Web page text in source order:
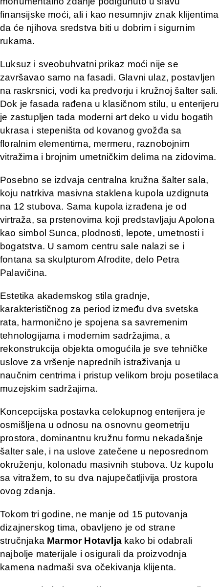
finansijske moći, ali i kao nesumnjiv znak klijentima
da će njihova sredstva biti u dobrim i sigurnim
rukama.
Luksuz i sveobuhvatni prikaz moći nije se
završavao samo na fasadi. Glavni ulaz, postavljen
na raskrsnici, vodi ka predvorju i kružnoj šalter sali.
Dok je fasada rađena u klasičnom stilu, u enterijeru
je zastupljen tada moderni art deko u vidu bogatih
ukrasa i stepeništa od kovanog gvožđa sa
floralnim elementima, mermeru, raznobojnim
vitražima i brojnim umetničkim delima na zidovima.
Posebno se izdvaja centralna kružna šalter sala,
koju natrkiva masivna staklena kupola uzdignuta
na 12 stubova. Sama kupola izrađena je od
virtraža, sa prstenovima koji predstavljaju Apolona
kao simbol Sunca, plodnosti, lepote, umetnosti i
bogatstva. U samom centru sale nalazi se i
fontana sa skulpturom Afrodite, delo Petra
Palavičina.
Estetika akademskog stila gradnje,
karakterističnog za period između dva svetska
rata, harmonično je spojena sa savremenim
tehnologijama i modernim sadržajima, a
rekonstrukcija objekta omogućila je sve tehničke
uslove za vršenje naprednih istraživanja u
naučnim centrima i pristup velikom broju posetilaca
muzejskim sadržajima.
Koncepcijska postavka celokupnog enterijera je
osmišljena u odnosu na osnovnu geometriju
prostora, dominantnu kružnu formu nekadašnje
šalter sale, i na uslove zatečene u neposrednom
okruženju, kolonadu masivnih stubova. Uz kupolu
sa vitražem, to su dva najupečatljivija prostora
ovog zdanja.
Tokom tri godine, ne manje od 15 putovanja
dizajnerskog tima, obavljeno je od strane
stručnjaka Marmor Hotavljakako bi odabrali
najbolje materijale i osigurali da proizvodnja
kamena nadmaši sva očekivanja klijenta.